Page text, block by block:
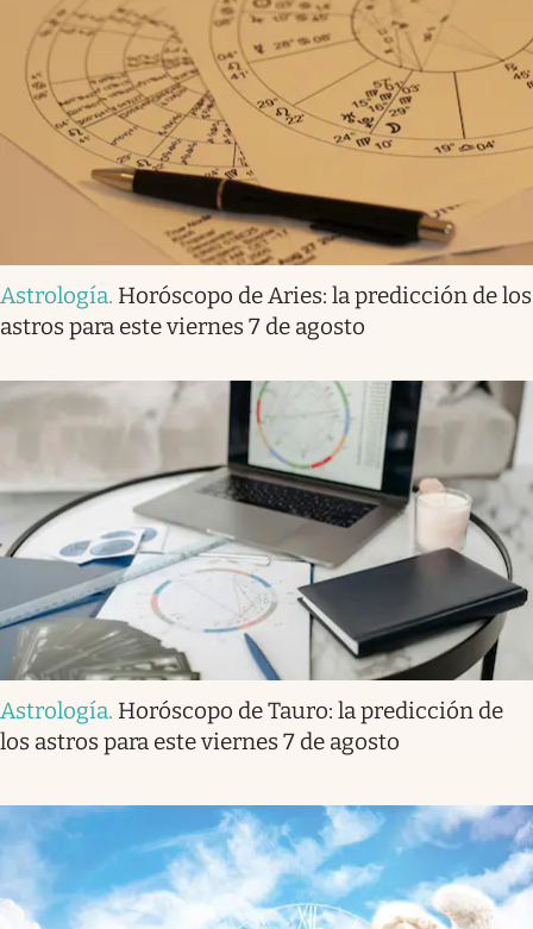
Astrología. Horóscopo de Aries: la predicción de los
astros para este viernes 7 de agosto
Astrología. Horóscopo de Tauro: la predicción de
los astros para este viernes 7 de agosto